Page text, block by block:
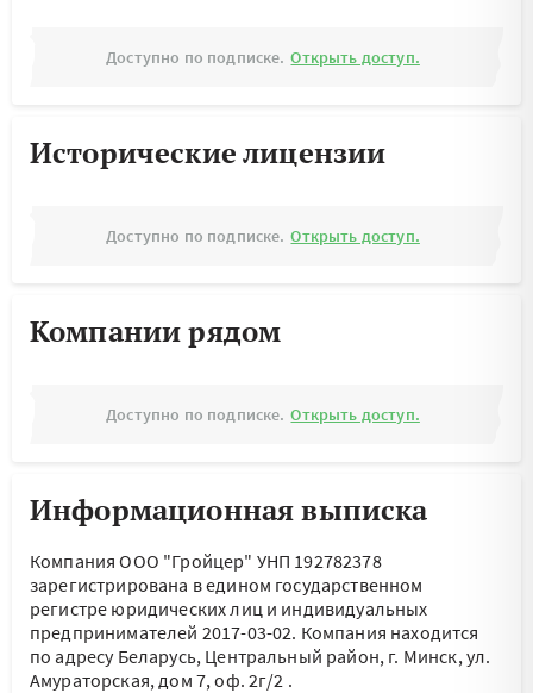
Доступно по подписке. Открыть доступ.
Исторические лицензии
Доступно по подписке. Открыть доступ.
Компании рядом
Доступно по подписке. Открыть доступ.
Информационная выписка
Компания ООО "Гройцер" УНП 192782378
зарегистрирована в едином государственном
регистре юридических лиц и индивидуальных
предпринимателей 2017-03-02. Компания находится
по адресу Беларусь, Центральный район, г. Минск, ул.
Амураторская, дом 7, оф. 2г/2 .